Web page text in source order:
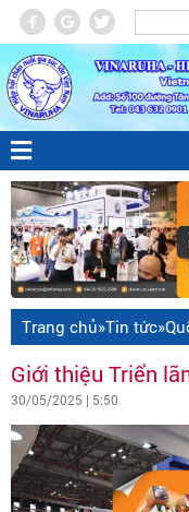
Trang chủ»Tin tức»
Giới thiệu Triển
30/05/2025 | 5:50